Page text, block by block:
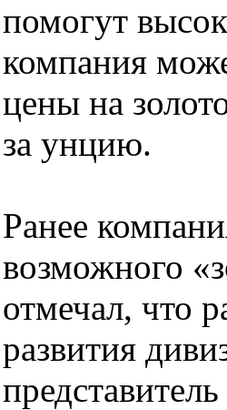
помогут
компания
цены на
за унцию.
Ранее
возможного
отмечал, что
развития